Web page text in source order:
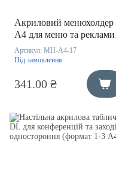
Акриловий менюхолдер
А4 для меню та реклами -
Техно
Артикул: MH-A4-17
Під замовлення
341.00 ₴